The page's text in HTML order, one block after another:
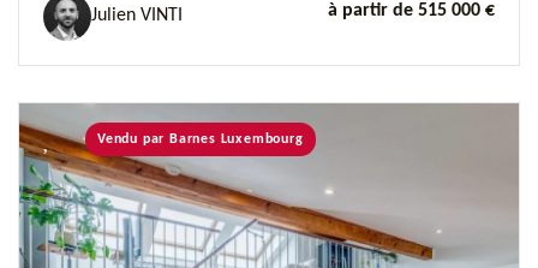
Julien VINTI à partir de 515 000 €
Vendu par Barnes Luxembourg